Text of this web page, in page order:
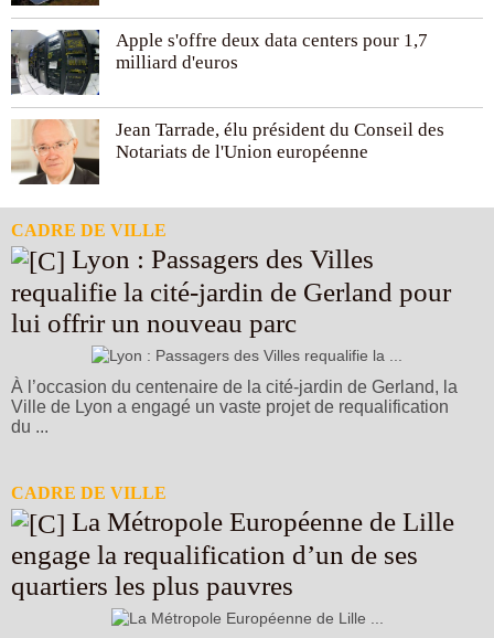
Apple s'offre deux data centers pour 1,7
milliard d'euros
Jean Tarrade, élu président du Conseil des
Notariats de l'Union européenne
CADRE DE VILLE
requalifie la cité-jardin de Gerland pour
lui offrir un nouveau parc
À l’occasion du centenaire de la cité-jardin de Gerland, la
Ville de Lyon a engagé un vaste projet de requalification
du ...
CADRE DE VILLE
engage la requalification d’un de ses
quartiers les plus pauvres